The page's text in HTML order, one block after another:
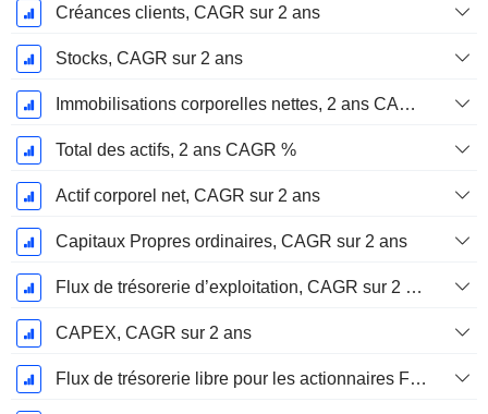
Créances clients, CAGR sur 2 ans
Stocks, CAGR sur 2 ans
Immobilisations corporelles nettes, 2 ans CAGR %
Total des actifs, 2 ans CAGR %
Actif corporel net, CAGR sur 2 ans
Capitaux Propres ordinaires, CAGR sur 2 ans
Flux de trésorerie d’exploitation, CAGR sur 2 ans
CAPEX, CAGR sur 2 ans
Flux de trésorerie libre pour les actionnaires FCFE, CAGR sur 2 ans